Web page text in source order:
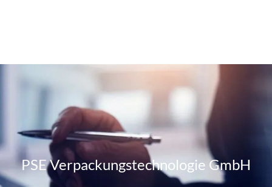
PSE Verpackungstechnologie GmbH